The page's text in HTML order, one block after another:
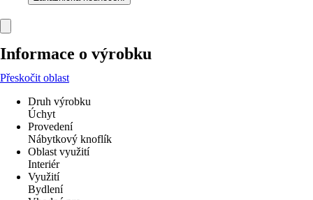
Informace o výrobku
Přeskočit oblast
Druh výrobku
Úchyt
Provedení
Nábytkový knoflík
Oblast využití
Interiér
Využití
Bydlení